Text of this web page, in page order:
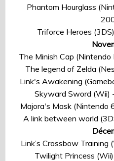
Phantom Hourglass
Triforce Heroes
The Minish Cap
The legend of Zelda
Link's Awakening
Skyward Sword (Wii)
Majora's Mask (Nintendo
A link between world
Link’s Crossbow
Twilight Princess